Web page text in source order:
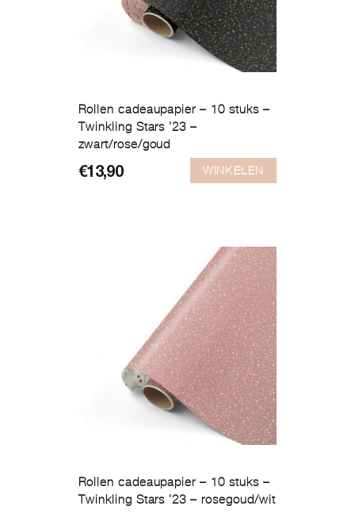
Rollen cadeaupapier – 10 stuks –
Twinkling Stars ’23 –
zwart/rose/goud
€13,90 WINKELEN
Rollen cadeaupapier – 10 stuks –
Twinkling Stars ’23 – rosegoud/wit